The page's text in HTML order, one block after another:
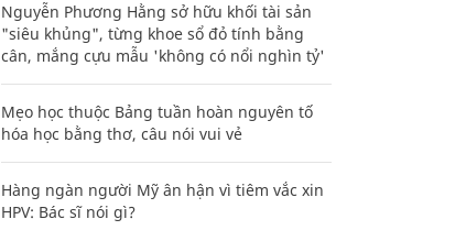
Nguyễn Phương Hằng sở hữu khối tài sản
"siêu khủng", từng khoe sổ đỏ tính bằng
cân, mắng cựu mẫu 'không có nổi nghìn tỷ'
Mẹo học thuộc Bảng tuần hoàn nguyên tố
hóa học bằng thơ, câu nói vui vẻ
Hàng ngàn người Mỹ ân hận vì tiêm vắc xin
HPV: Bác sĩ nói gì?